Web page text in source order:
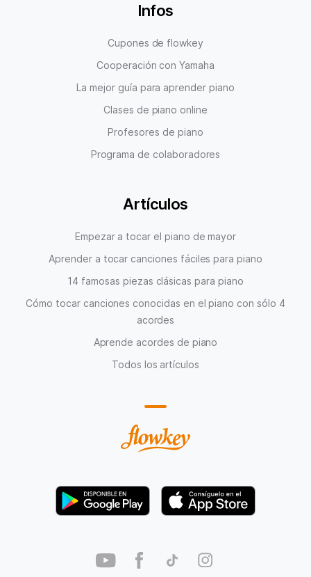
Infos
Cupones de flowkey
Cooperación con Yamaha
La mejor guía para aprender piano
Clases de piano online
Profesores de piano
Programa de colaboradores
Artículos
Empezar a tocar el piano de mayor
Aprender a tocar canciones fáciles para piano
14 famosas piezas clásicas para piano
Cómo tocar canciones conocidas en el piano con sólo 4
acordes
Aprende acordes de piano
Todos los artículos